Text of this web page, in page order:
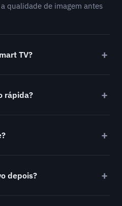
qualidade de imagem antes
TV?
rápida?
depois?